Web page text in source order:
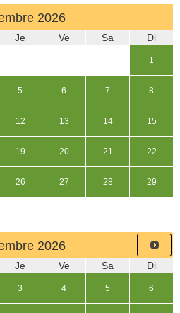
2026
Je Ve Sa Di
1
5 6 7 8
12 13 14 15
19 20 21 22
26 27 28 29
2026
Je Ve Sa Di
3 4 5 6